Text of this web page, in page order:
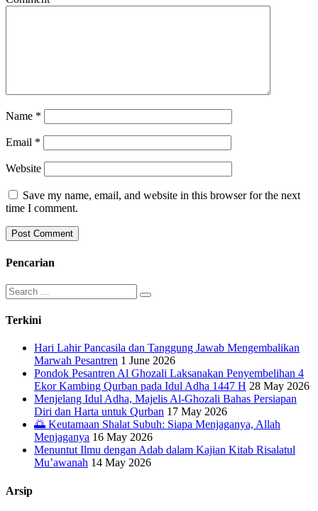
Name *
Email *
Website
Save my name, email, and website in this browser for the next
time I comment.
Pencarian
Search
for:
Terkini
Hari Lahir Pancasila dan Tanggung Jawab Mengembalikan
Marwah Pesantren 1 June 2026
Pondok Pesantren Al Ghozali Laksanakan Penyembelihan 4
Ekor Kambing Qurban pada Idul Adha 1447 H 28 May 2026
Menjelang Idul Adha, Majelis Al-Ghozali Bahas Persiapan
Diri dan Harta untuk Qurban 17 May 2026
🌅 Keutamaan Shalat Subuh: Siapa Menjaganya, Allah
Menjaganya 16 May 2026
Menuntut Ilmu dengan Adab dalam Kajian Kitab Risalatul
Mu’awanah 14 May 2026
Arsip